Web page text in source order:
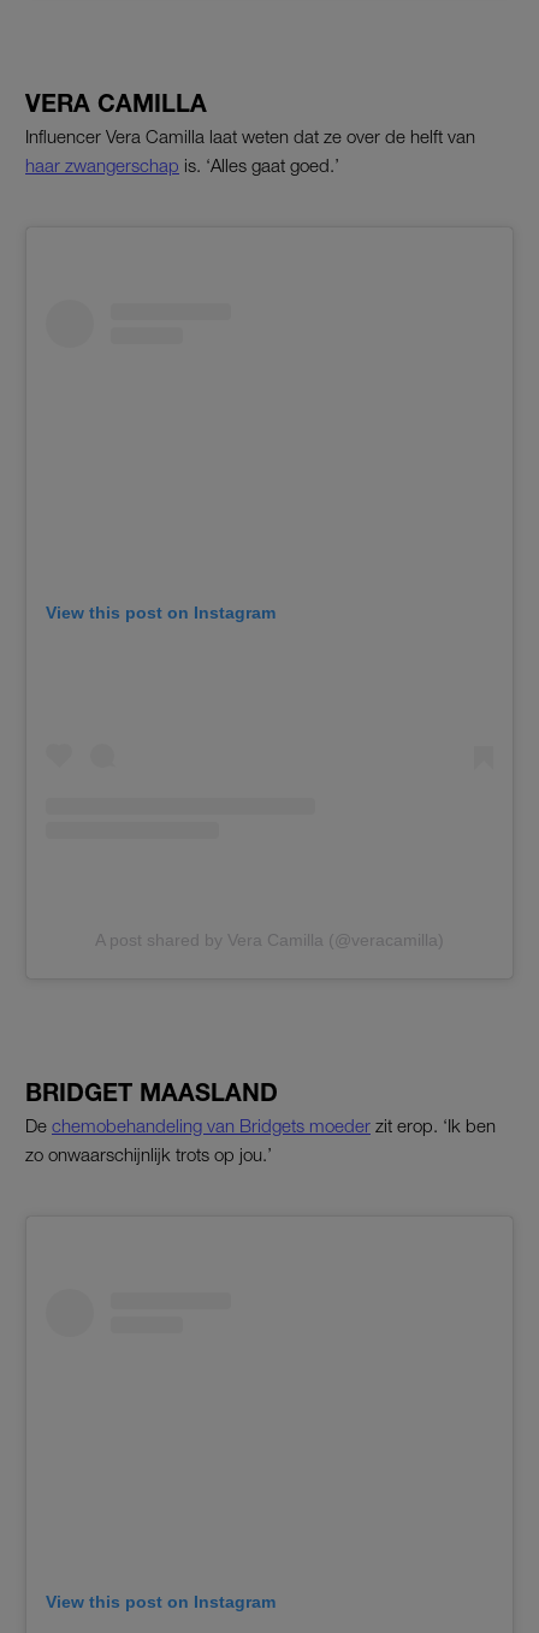
VERA CAMILLA
Influencer Vera Camilla laat weten dat ze over de helft van
haar zwangerschap is. ‘Alles gaat goed.’
View this post on Instagram
A post shared by Vera Camilla (@veracamilla)
BRIDGET MAASLAND
De chemobehandeling van Bridgets moeder zit erop. ‘Ik ben
zo onwaarschijnlijk trots op jou.’
View this post on Instagram